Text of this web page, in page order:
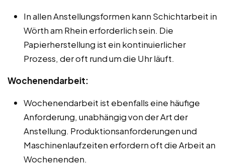
In allen Anstellungsformen kann Schichtarbeit in
Wörth am Rhein erforderlich sein. Die
Papierherstellung ist ein kontinuierlicher
Prozess, der oft rund um die Uhr läuft.
Wochenendarbeit:
Wochenendarbeit ist ebenfalls eine häufige
Anforderung, unabhängig von der Art der
Anstellung. Produktionsanforderungen und
Maschinenlaufzeiten erfordern oft die Arbeit an
Wochenenden.